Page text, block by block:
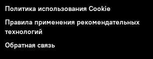
Политика использования Cookie
Правила применения рекомендательных
технологий
Обратная связь